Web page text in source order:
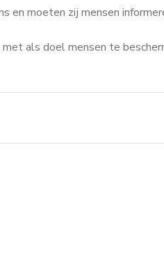
moeten zij mensen
als doel mensen te